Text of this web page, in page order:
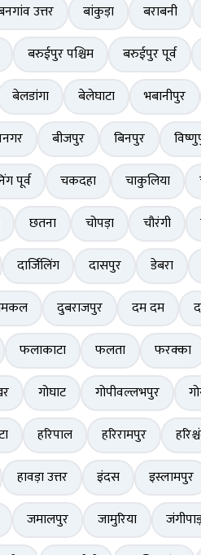
उत्तर बांकुड़ा बराबनी
बरुईपुर पश्चिम बरुईपुर पूर्व
बेलडांगा बेलेघाटा भबानीपुर
बीजपुर बिनपुर
पूर्व चकदहा चाकुलिया
छतना चोपड़ा चौरंगी
दार्जिलिंग दासपुर डेबरा
दुबराजपुर दम दम
फलाकाटा फलता फरक्का
गोघाट गोपीवल्लभपुर
हरिपाल हरिरामपुर
हावड़ा उत्तर इंदस इस्लामपुर
जमालपुर जामुरिया